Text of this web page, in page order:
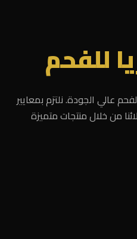
للفحم
عالي الجودة. نلتزم بمعايير
من خلال منتجات متميزة